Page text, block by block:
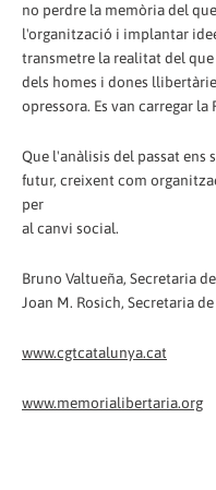
no perdre la memòria del
l'organització i implantar
transmetre la realitat del
dels homes i dones
opressora. Es van carregar
Que l'anàlisis del passat ens
futur, creixent com
per
al canvi social.
Bruno Valtueña, Secretaria
Joan M. Rosich, Secretaria
www.cgtcatalunya.cat
www.memorialibertaria.org